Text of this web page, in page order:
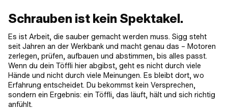
Schrauben ist kein Spektakel.
Es ist Arbeit, die sauber gemacht werden muss. Sigg steht
seit Jahren an der Werkbank und macht genau das – Motoren
zerlegen, prüfen, aufbauen und abstimmen, bis alles passt.
Wenn du dein Töffli hier abgibst, geht es nicht durch viele
Hände und nicht durch viele Meinungen. Es bleibt dort, wo
Erfahrung entscheidet. Du bekommst kein Versprechen,
sondern ein Ergebnis: ein Töffli, das läuft, hält und sich richtig
anfühlt.